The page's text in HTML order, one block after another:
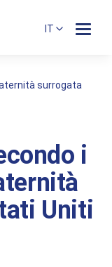
IT
surrogata
i
Uniti